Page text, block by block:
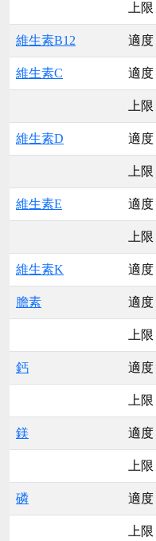
上限
維生素B12 適度
維生素C 適度
上限
維生素D 適度
上限
維生素E 適度
上限
維生素K 適度
膽素 適度
上限
鈣 適度
上限
鎂 適度
上限
磷 適度
上限